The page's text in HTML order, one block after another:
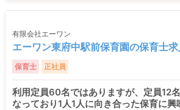
有限会社エーワン
エーワン東府中駅前保育園の保育士求
保育士 正社員
利用定員60名ではありますが、定員12
なっており1人1人に向き合った保育に興